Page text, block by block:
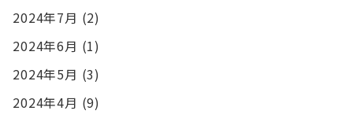
2024年7月 (2)
2024年6月 (1)
2024年5月 (3)
2024年4月 (9)